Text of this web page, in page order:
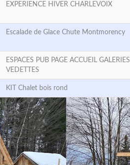
EXPERIENCE HIVER CHARLEVOIX
Escalade de Glace Chute Montmorency
ESPACES PUB PAGE ACCUEIL GALERIES
VEDETTES
KIT Chalet bois rond